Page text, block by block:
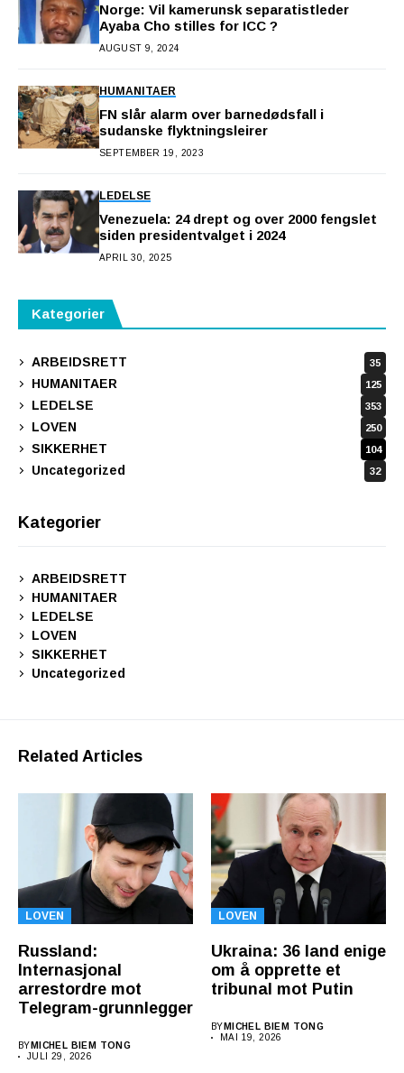
Norge: Vil kamerunsk separatistleder
Ayaba Cho stilles for ICC ?
AUGUST 9, 2024
HUMANITAER
FN slår alarm over barnedødsfall i
sudanske flyktningsleirer
SEPTEMBER 19, 2023
LEDELSE
Venezuela: 24 drept og over 2000 fengslet
siden presidentvalget i 2024
APRIL 30, 2025
Kategorier
ARBEIDSRETT 35
HUMANITAER 125
LEDELSE 353
LOVEN 250
SIKKERHET 104
Uncategorized 32
Kategorier
ARBEIDSRETT
HUMANITAER
LEDELSE
LOVEN
SIKKERHET
Uncategorized
Related Articles
LOVEN
Russland:
Internasjonal
arrestordre mot
Telegram-grunnlegger
BY MICHEL BIEM TONG
JULI 29, 2026
LOVEN
Ukraina: 36 land enige
om å opprette et
tribunal mot Putin
BY MICHEL BIEM TONG
MAI 19, 2026